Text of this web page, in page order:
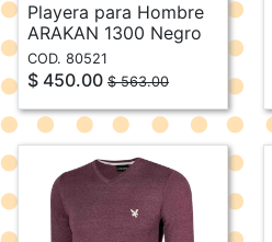
Playera para Hombre
ARAKAN 1300 Negro
COD. 80521
$ 450.00 $ 563.00